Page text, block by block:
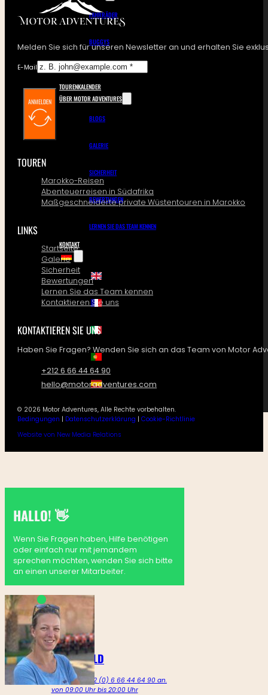
FAHRRÄDER
BUGGYS
ALLRADFAHRZEUGE
TOURENKALENDER
ÜBER MOTOR ADVENTURES
BLOGS
GALERIE
SICHERHEIT
BEWERTUNGEN
LERNEN SIE DAS TEAM KENNEN
KONTAKT
Melden Sie sich für unseren Newsletter an und erhalten Sie
E-Mail
ANMELDEN
TOUREN
Marokko-Reisen
Abenteuerreisen in Südafrika
Maßgeschneiderte private Wüstentouren in Marokko
LINKS
Startseite
Galerie
Sicherheit
Bewertungen
Lernen Sie das Team kennen
Kontaktieren Sie uns
KONTAKTIEREN SIE UNS
Haben Sie Fragen? Wenden Sie sich an das Team von Motor
+212 6 66 44 64 90
hello@motoradventures.com
© 2026 Motor Adventures, Alle Rechte vorbehalten.
Bedingungen | Datenschutzerklärung | Cookie-Richtlinie
Website von New Media Relations
HALLO! 👋
Wenn Sie Fragen haben, Hilfe benötigen
oder einfach nur mit jemandem
sprechen möchten, wenden Sie sich bitte
an einen unserer Mitarbeiter.
MARTINE GOLDENBELD
Rufen Sie uns unter +212 (0) 6 66 44 64 90 an.
von 09:00 Uhr bis 20:00 Uhr